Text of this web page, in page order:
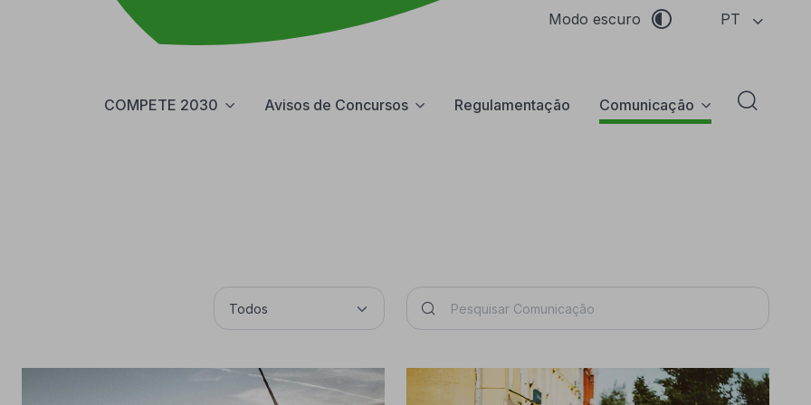
Modo escuro PT
COMPETE 2030 Avisos de Concursos Regulamentação Comunicação Abrir